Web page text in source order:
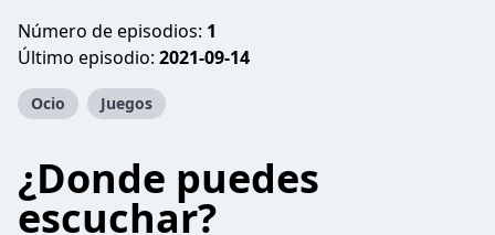
Número de episodios: 1
Último episodio: 2021-09-14
Ocio Juegos
¿Donde puedes
escuchar?